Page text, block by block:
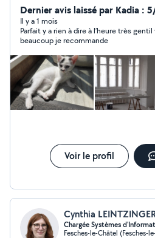
en même temps de rénover ma
électricité, tout comme peinture
Dernier avis laissé par Kadia :
Il y a 1 mois
Parfait y a rien à dire à l’heure très
beaucoup je recommande
Voir le profil
Cynthia
Chargée Systèmes
Fesches-le-Châtel (Fesches-